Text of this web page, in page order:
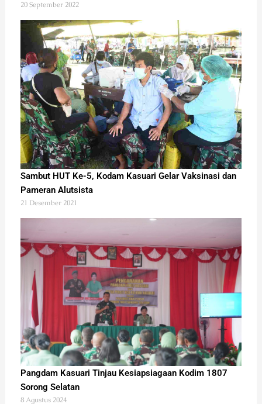
20 September 2022
Sambut HUT Ke-5, Kodam Kasuari Gelar Vaksinasi dan
Pameran Alutsista
21 Desember 2021
Pangdam Kasuari Tinjau Kesiapsiagaan Kodim 1807
Sorong Selatan
8 Agustus 2024